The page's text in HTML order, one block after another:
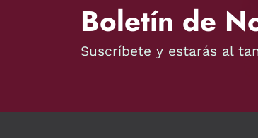
Boletín de
Suscríbete y estarás al